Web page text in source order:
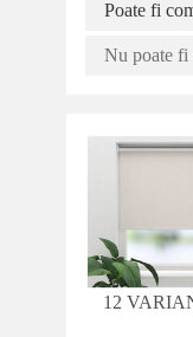
Poate fi
Nu poate fi
12